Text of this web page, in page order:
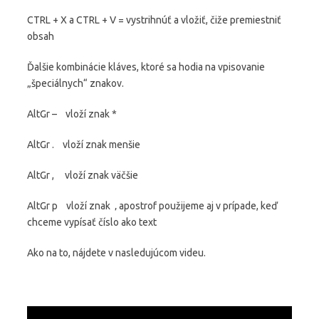
CTRL + X a CTRL + V = vystrihnúť a vložiť, čiže premiestniť
obsah
Ďalšie kombinácie kláves, ktoré sa hodia na vpisovanie
„špeciálnych“ znakov.
AltGr – vloží znak *
AltGr . vloží znak menšie
AltGr , vloží znak väčšie
AltGr p vloží znak ‚ apostrof použijeme aj v prípade, keď
chceme vypísať číslo ako text
Ako na to, nájdete v nasledujúcom videu.